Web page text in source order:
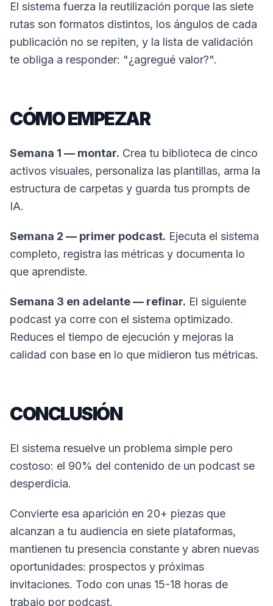
El sistema fuerza la reutilización porque las siete
rutas son formatos distintos, los ángulos de cada
publicación no se repiten, y la lista de validación
te obliga a responder: "¿agregué valor?".
CÓMO EMPEZAR
Semana 1 — montar. Crea tu biblioteca de cinco
activos visuales, personaliza las plantillas, arma la
estructura de carpetas y guarda tus prompts de
IA.
Semana 2 — primer podcast. Ejecuta el sistema
completo, registra las métricas y documenta lo
que aprendiste.
Semana 3 en adelante — refinar. El siguiente
podcast ya corre con el sistema optimizado.
Reduces el tiempo de ejecución y mejoras la
calidad con base en lo que midieron tus métricas.
CONCLUSIÓN
El sistema resuelve un problema simple pero
costoso: el 90% del contenido de un podcast se
desperdicia.
Convierte esa aparición en 20+ piezas que
alcanzan a tu audiencia en siete plataformas,
mantienen tu presencia constante y abren nuevas
oportunidades: prospectos y próximas
invitaciones. Todo con unas 15-18 horas de
trabajo por podcast.